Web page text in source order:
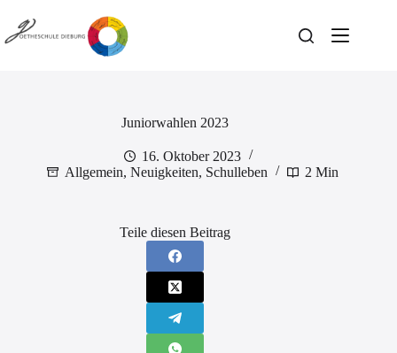
Inhalt
springen
Juniorwahlen 2023
16. Oktober 2023
Allgemein, Neuigkeiten, Schulleben 2 Min
Teile diesen Beitrag